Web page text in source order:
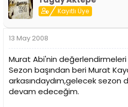
Kayıtlı Üye
13 May 2008
Murat Abi'nin
Sezon başından beri Murat
arkasındaydım,gelecek sezon
devam edeceğim.